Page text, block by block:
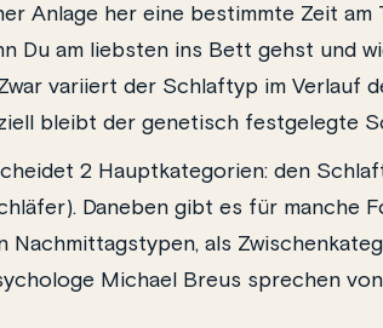
Anlage her eine bestimmte Zeit am
Du am liebsten ins Bett gehst und
variiert der Schlaftyp im Verlauf
bleibt der genetisch festgelegte
2 Hauptkategorien: den
Daneben gibt es für manche
Nachmittagstypen, als
Michael Breus sprechen